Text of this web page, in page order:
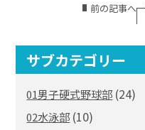
前の記事へ
サブカテゴリー
01男子硬式野球部 (24)
02水泳部 (10)